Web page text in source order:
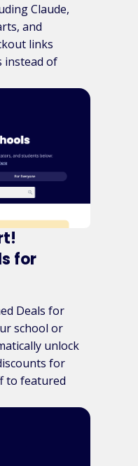
Claude,
and
links
instead of
for
Deals for
school or
unlock
for
to featured